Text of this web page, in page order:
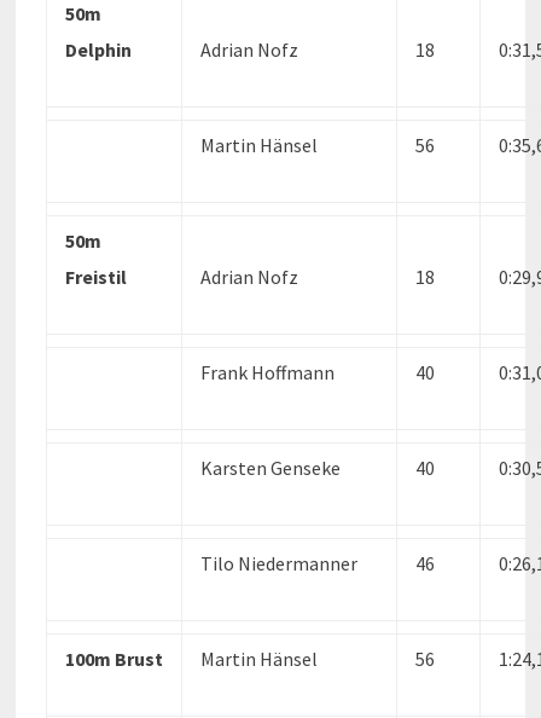
50m
Delphin
Adrian Nofz 18
Martin Hänsel 56
50m
Freistil
Adrian Nofz 18
Frank Hoffmann 40
Karsten Genseke 40
Tilo Niedermanner 46
100m Brust Martin Hänsel 56